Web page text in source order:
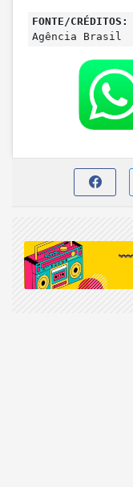
FONTE/CRÉDITOS:
Agência Brasil